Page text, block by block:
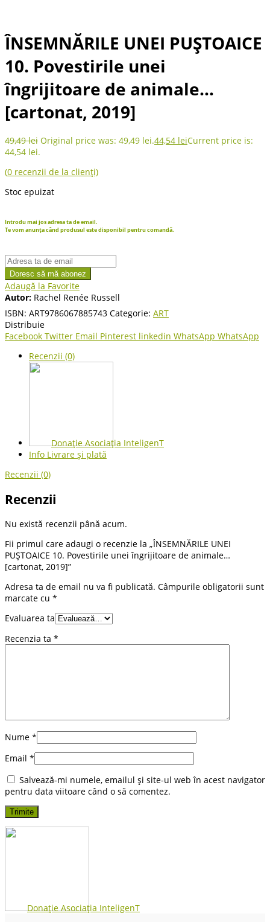
ÎNSEMNĂRILE UNEI PUȘTOAICE
10. Povestirile unei
îngrijitoare de animale…
[cartonat, 2019]
49,49lei Original price was: 49,49 lei.44,54 leiCurrent price is:
44,54 lei.
(0 recenzii de la clienți)
Stoc epuizat
Introdu mai jos adresa ta de email.
Te vom anunța când produsul este disponibil pentru comandă.
Doresc să mă abonez
Adaugă la Favorite
Autor: Rachel Renée Russell
ISBN: ART9786067885743 Categorie: ART
Distribuie
Facebook Twitter Email Pinterest linkedin WhatsApp WhatsApp
Recenzii (0)
Donație Asociația InteligenT
Info Livrare și plată
Recenzii (0)
Recenzii
Nu există recenzii până acum.
Fii primul care adaugi o recenzie la „ÎNSEMNĂRILE UNEI
PUȘTOAICE 10. Povestirile unei îngrijitoare de animale…
[cartonat, 2019]”
Adresa ta de email nu va fi publicată. Câmpurile obligatorii sunt
marcate cu *
Evaluarea ta
Recenzia ta *
Nume *
Email *
Salvează-mi numele, emailul și site-ul web în acest navigator
pentru data viitoare când o să comentez.
Donație Asociația InteligenT